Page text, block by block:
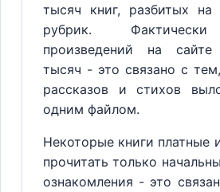
тысяч книг, разбитых на
рубрик.
произведений на
тысяч - это связано с
рассказов и стихов
одним файлом.
Некоторые книги платные
прочитать только
ознакомления - это